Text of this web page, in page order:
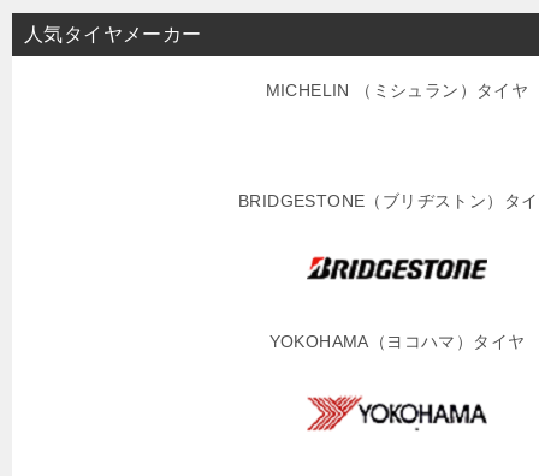
ナ
ビ
人気タイヤメーカー
MICHELIN （ミシュラン）タイヤ
BRIDGESTONE（ブリヂストン）タ
YOKOHAMA（ヨコハマ）タイヤ